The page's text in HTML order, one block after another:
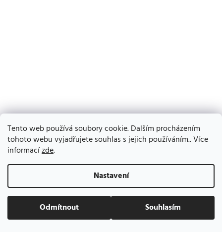
Tento web používá soubory cookie. Dalším procházením
tohoto webu vyjadřujete souhlas s jejich používáním.. Více
informacízde.
Nastavení
Odmítnout Souhlasím